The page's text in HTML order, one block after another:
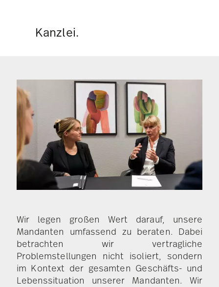
Kanzlei.
Wir legen großen Wert darauf, unsere
Mandanten umfassend zu beraten. Dabei
betrachten wir vertragliche
Problemstellungen nicht isoliert, sondern
im Kontext der gesamten Geschäfts- und
Lebenssituation unserer Mandanten. Wir